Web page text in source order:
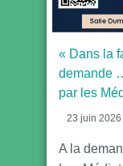
« Dans la
demande
par les
23 juin 2026
A la